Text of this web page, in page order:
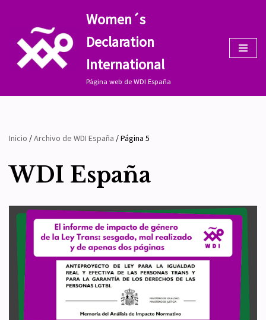
contenido
Women´s
Declaration
International
Página web de WDI España
Inicio /Archivo de WDI España /Página 5
WDI España